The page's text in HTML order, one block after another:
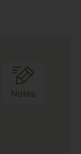
Notes